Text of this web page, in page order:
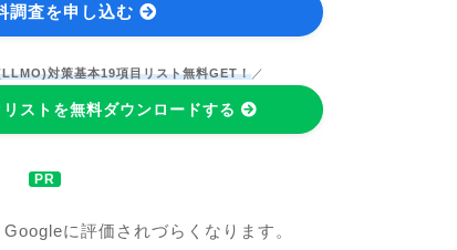
調査を申し込む
対策基本19項目リスト無料GET！ ／
ストを無料ダウンロードする
に評価されづらくなります。